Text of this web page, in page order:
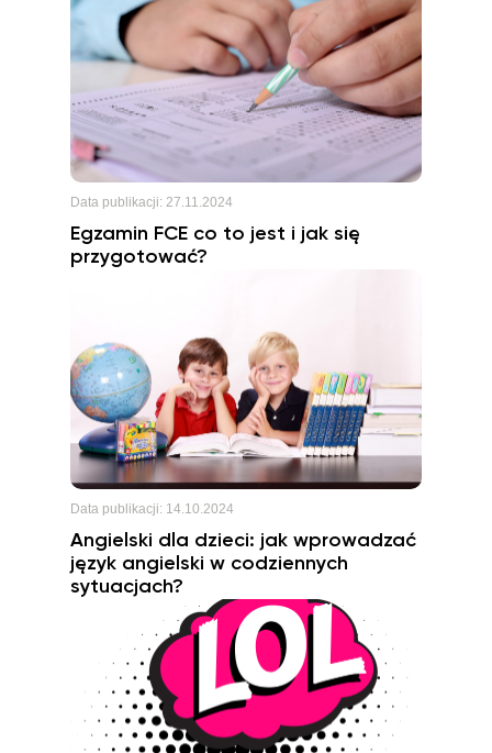
Data publikacji: 27.11.2024
Egzamin FCE co to jest i jak się
przygotować?
Data publikacji: 14.10.2024
Angielski dla dzieci: jak wprowadzać
język angielski w codziennych
sytuacjach?